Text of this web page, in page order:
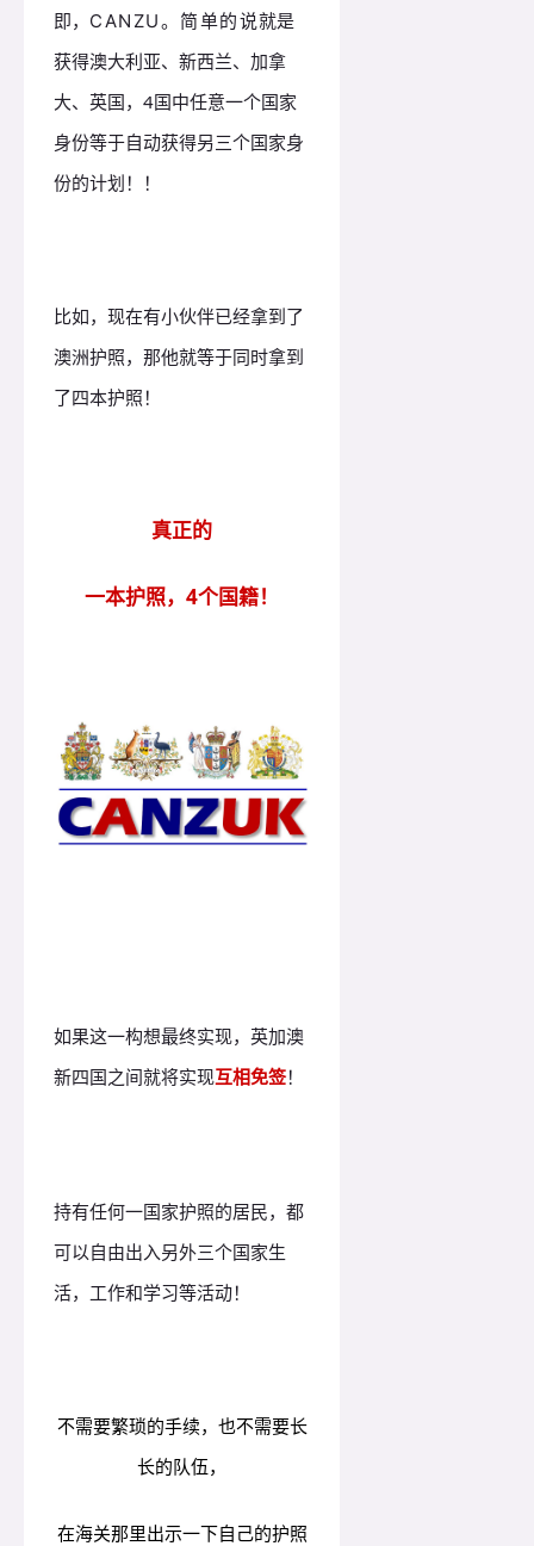
即， CANZU。简单的说就是
获得澳大利亚、新西兰、加拿
大、英国，4国中任意一个国家
身份等于自动获得另三个国家身
份的计划！！
比如，现在有小伙伴已经拿到了
澳洲护照，那他就等于同时拿到
了四本护照！
真正的
一本护照，4个国籍！
如果这一构想最终实现，英加澳
新四国之间就将实现互相免签！
持有任何一国家护照的居民，都
可以自由出入另外三个国家生
活，工作和学习等活动！
不需要繁琐的手续，也不需要长
长的队伍，
在海关那里出示一下自己的护照